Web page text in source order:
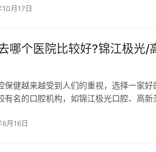
月17日
哪个医院比较好?锦江极光
保健越来越受到人们的重视，选择一家
有名的口腔机构，如锦江极光口腔、高
月16日